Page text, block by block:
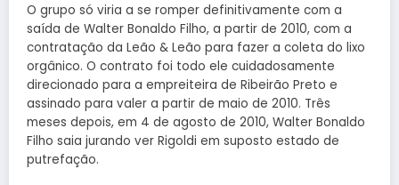
O grupo só viria a se romper definitivamente com a
saída de Walter Bonaldo Filho, a partir de 2010, com a
contratação da Leão & Leão para fazer a coleta do lixo
orgânico. O contrato foi todo ele cuidadosamente
direcionado para a empreiteira de Ribeirão Preto e
assinado para valer a partir de maio de 2010. Três
meses depois, em 4 de agosto de 2010, Walter Bonaldo
Filho saia jurando ver Rigoldi em suposto estado de
putrefação.